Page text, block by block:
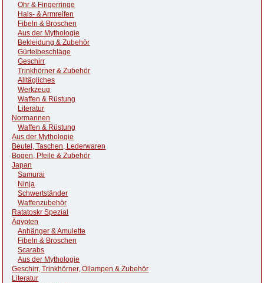
Ohr & Fingerringe
Hals- & Armreifen
Fibeln & Broschen
Aus der Mythologie
Bekleidung & Zubehör
Gürtelbeschläge
Geschirr
Trinkhörner & Zubehör
Alltägliches
Werkzeug
Waffen & Rüstung
Literatur
Normannen
Waffen & Rüstung
Aus der Mythologie
Beutel, Taschen, Lederwaren
Bogen, Pfeile & Zubehör
Japan
Samurai
Ninja
Schwertständer
Waffenzubehör
Ratatoskr Spezial
Ägypten
Anhänger & Amulette
Fibeln & Broschen
Scarabs
Aus der Mythologie
Geschirr, Trinkhörner, Öllampen & Zubehör
Literatur